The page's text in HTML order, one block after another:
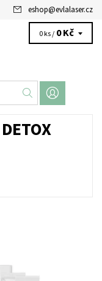
eshop@evlalaser.cz
0 ks / 0 Kč